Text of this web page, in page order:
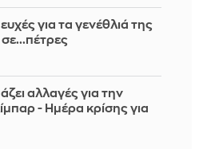
για τα γενέθλιά της
αλλαγές για την
- Ημέρα κρίσης για